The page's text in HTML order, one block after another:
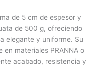
de 5 cm de espesor y
de 500 g, ofreciendo
elegante y uniforme. Su
en materiales PRANNA o
acabado, resistencia y